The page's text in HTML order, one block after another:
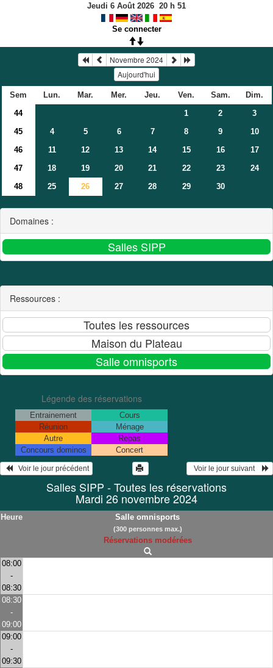
Jeudi 6 Août 2026 20 h 51
Se connecter
Novembre 2024
Aujourd'hui
Sem Lun. Mar. Mer. Jeu. Ven. Sam.
Dim.
44
1 2
3
45
4 5 6 7 8 9
10
46
11 12 13 14 15 16
17
47
18 19 20 21 22 23
24
48
25 26 27 28 29 30
Domaines :
Ressources :
Légende des réservations
Entrainement
Cours
Réunion
Ménage
Autre
Repas
Concours dominos
Concert
   Voir le jour précédent
  Voir le jour suivant
Salles SIPP - Toutes les réservations
Mardi 26 novembre 2024
Heure Salle omnisports
(300 personnes max.)
Réservations modérées
08:00
-
08:30
08:30
-
09:00
09:00
-
09:30